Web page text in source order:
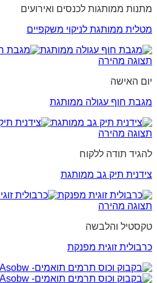
מתנות ממותגות לכנסים ואירועים
מטלית ממותגת לניקוי משקפיים
תצוגה מהירה
יום האישה
מגבת חוף עגולה ממותגת
תצוגה מהירה
להגיד תודה ללקוח
צידנית תיק גב ממותגת
תצוגה מהירה
טקסטיל והלבשה
כרבולית זוגית מפנקת